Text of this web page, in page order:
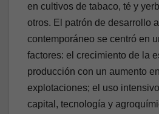
en cultivos de tabaco, té y
otros. El patrón de desarrollo
contemporáneo se centró en
factores: el crecimiento de la
producción con un aumento
explotaciones; el uso
capital, tecnología y